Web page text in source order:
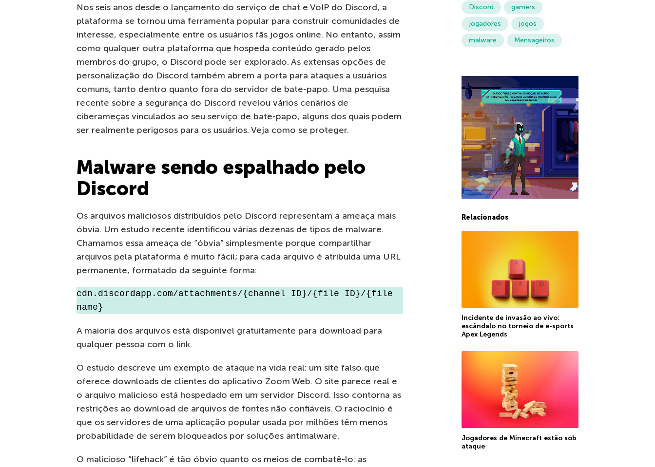
Nos seis anos desde o lançamento do serviço de chat e VoIP do Discord, a
plataforma se tornou uma ferramenta popular para construir comunidades de
interesse, especialmente entre os usuários fãs jogos online. No entanto, assim
como qualquer outra plataforma que hospeda conteúdo gerado pelos
membros do grupo, o Discord pode ser explorado. As extensas opções de
personalização do Discord também abrem a porta para ataques a usuários
comuns, tanto dentro quanto fora do servidor de bate-papo. Uma pesquisa
recente sobre a segurança do Discord revelou vários cenários de
ciberameças vinculados ao seu serviço de bate-papo, alguns dos quais podem
ser realmente perigosos para os usuários. Veja como se proteger.
Malware sendo espalhado pelo
Discord
Os arquivos maliciosos distribuídos pelo Discord representam a ameaça mais
óbvia. Um estudo recente identificou várias dezenas de tipos de malware.
Chamamos essa ameaça de “óbvia” simplesmente porque compartilhar
arquivos pela plataforma é muito fácil; para cada arquivo é atribuída uma URL
permanente, formatado da seguinte forma:
cdn.discordapp.com/attachments/{channel ID}/{file ID}/{file
name}
A maioria dos arquivos está disponível gratuitamente para download para
qualquer pessoa com o link.
O estudo descreve um exemplo de ataque na vida real: um site falso que
oferece downloads de clientes do aplicativo Zoom Web. O site parece real e
o arquivo malicioso está hospedado em um servidor Discord. Isso contorna as
restrições ao download de arquivos de fontes não confiáveis. O raciocínio é
que os servidores de uma aplicação popular usada por milhões têm menos
probabilidade de serem bloqueados por soluções antimalware.
O malicioso “lifehack” é tão óbvio quanto os meios de combatê-lo: as
Discord
gamers
jogadores
jogos
malware
Mensageiros
Relacionados
Incidente de invasão ao vivo:
escândalo no torneio de e-sports
Apex Legends
Jogadores de Minecraft estão sob
ataque